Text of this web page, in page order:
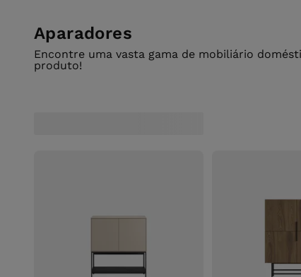
Aparadores
Encontre uma vasta gama de mobiliário
produto!